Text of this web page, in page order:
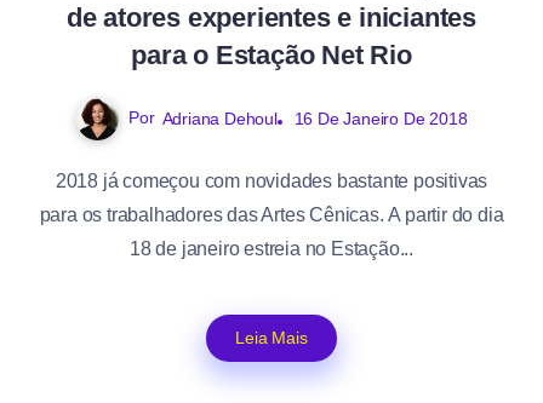
de atores experientes e iniciantes
para o Estação Net Rio
Por Adriana Dehoul 16 De Janeiro De 2018
2018 já começou com novidades bastante positivas
para os trabalhadores das Artes Cênicas. A partir do dia
18 de janeiro estreia no Estação...
Leia Mais